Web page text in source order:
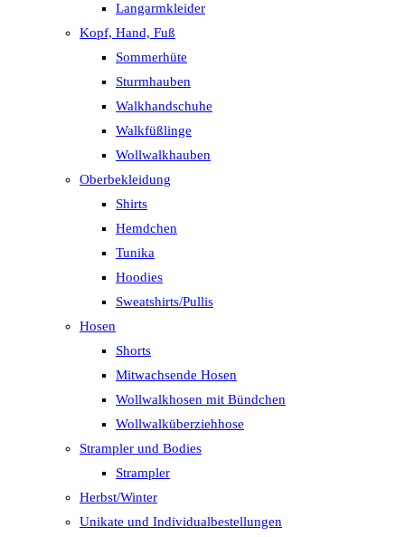
Langarmkleider
Kopf, Hand, Fuß
Sommerhüte
Sturmhauben
Walkhandschuhe
Walkfüßlinge
Wollwalkhauben
Oberbekleidung
Shirts
Hemdchen
Tunika
Hoodies
Sweatshirts/Pullis
Hosen
Shorts
Mitwachsende Hosen
Wollwalkhosen mit Bündchen
Wollwalküberziehhose
Strampler und Bodies
Strampler
Herbst/Winter
Unikate und Individualbestellungen